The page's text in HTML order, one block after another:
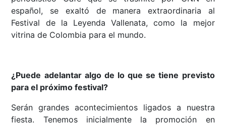
español, se exaltó de manera extraordinaria al
Festival de la Leyenda Vallenata, como la mejor
vitrina de Colombia para el mundo.
¿Puede adelantar algo de lo que se tiene previsto
para el próximo festival?
Serán grandes acontecimientos ligados a nuestra
fiesta. Tenemos inicialmente la promoción en